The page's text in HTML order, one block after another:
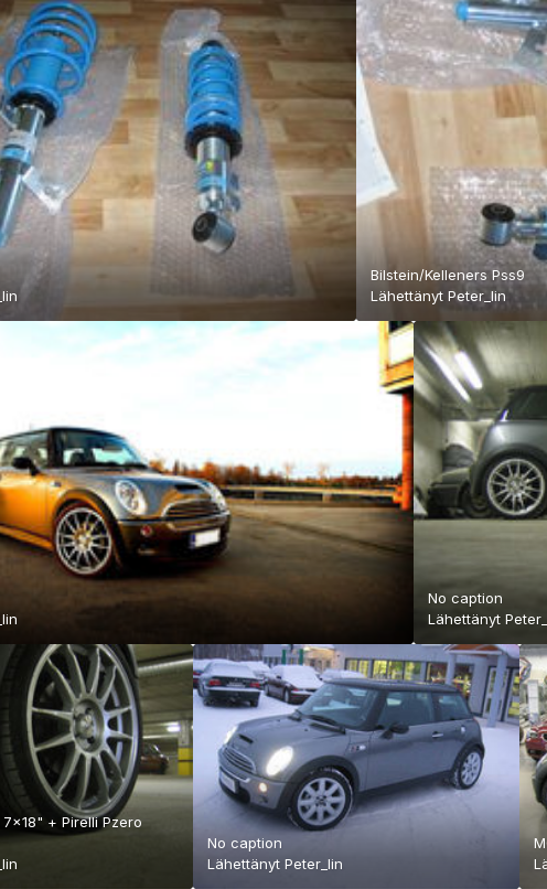
Bilstein/Kelleners Pss9
Lähettänyt Peter_lin
No caption
Lähettänyt
+ Pirelli Pzero
No caption
LähettänytPeter_lin